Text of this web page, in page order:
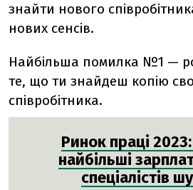
знайти нового
нових сенсів.
Найбільша помилка №1 —
те, що ти знайдеш копію
співробітника.
Ринок праці
найбільші
спеціалістів